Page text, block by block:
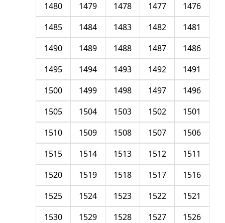
1476
1477
1478
1479
1480
1481
1482
1483
1484
1485
1486
1487
1488
1489
1490
1491
1492
1493
1494
1495
1496
1497
1498
1499
1500
1501
1502
1503
1504
1505
1506
1507
1508
1509
1510
1511
1512
1513
1514
1515
1516
1517
1518
1519
1520
1521
1522
1523
1524
1525
1526
1527
1528
1529
1530